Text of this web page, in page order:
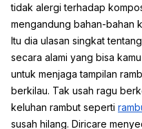
tidak alergi terhadap
mengandung bahan-bahan
Itu dia ulasan singkat
secara alami yang bisa
untuk menjaga tampilan
berkilau. Tak usah ragu
keluhan rambut seperti
susah hilang. Diricare